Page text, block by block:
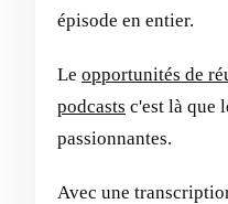
épisode en entier.
Le opportunités de
podcasts c'est là que
passionnantes.
Avec une